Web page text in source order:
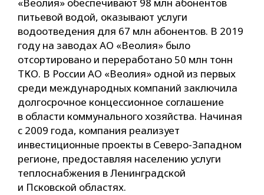
«Веолия» обеспечивают 98 млн абонентов
питьевой водой, оказывают услуги
водоотведения для 67 млн абонентов. В 2019
году на заводах АО «Веолия» было
отсортировано и переработано 50 млн тонн
ТКО. В России АО «Веолия» одной из первых
среди международных компаний заключила
долгосрочное концессионное соглашение
в области коммунального хозяйства. Начиная
с 2009 года, компания реализует
инвестиционные проекты в Северо-Западном
регионе, предоставляя населению услуги
теплоснабжения в Ленинградской
и Псковской областях.